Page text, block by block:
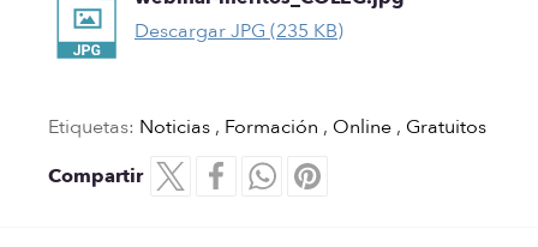
Descargar JPG (235 KB)
Etiquetas: Noticias , Formación , Online , Gratuitos
Compartir